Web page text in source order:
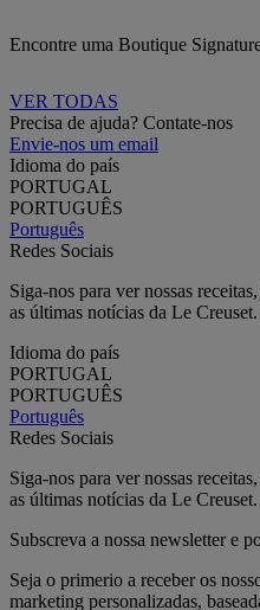
Encontre uma Boutique
VER TODAS
Precisa de ajuda? Contate-nos
Envie-nos um email
Idioma do país
PORTUGAL
PORTUGUÊS
Português
Redes Sociais
Siga-nos para ver nossas
as últimas notícias da Le Creuset.
Idioma do país
PORTUGAL
PORTUGUÊS
Português
Redes Sociais
Siga-nos para ver nossas
as últimas notícias da Le Creuset.
Subscreva a nossa newsletter e
Seja o primerio a receber os
marketing personalizadas,